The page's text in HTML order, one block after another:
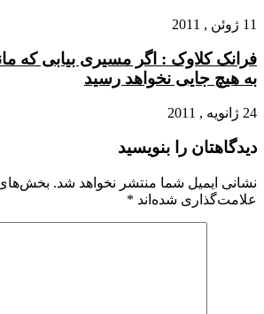
11 ژوئن , 2011
فرانک کلاوک : اگر مسیری بیابی که
به هیچ جایی نخواهد رسید
24 ژانویه , 2011
دیدگاهتان را بنویسید
نشانی ایمیل شما منتشر نخواهد شد. بخش‌های
علامت‌گذاری شده‌اند *